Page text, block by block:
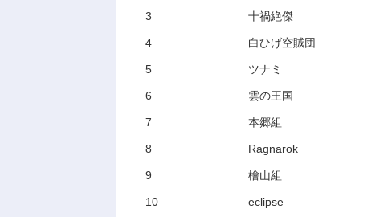
3 十禍絶傑
4 白ひげ空賊団
5 ツナミ
6 雲の王国
7 本郷組
8 Ragnarok
9 檜山組
10 eclipse